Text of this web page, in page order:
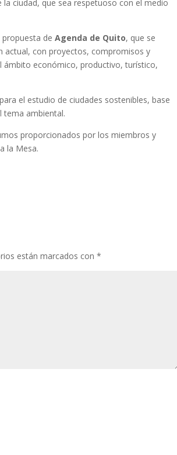
ciudad, que sea respetuoso con el medio
propuesta deAgenda de Quito, que se
actual, con proyectos, compromisos y
ámbito económico, productivo, turístico,
el estudio de ciudades sostenibles, base
tema ambiental.
proporcionados por los miembros y
la Mesa.
están marcados con*